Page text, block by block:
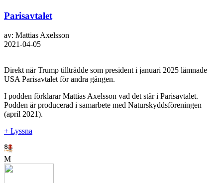
Parisavtalet
av: Mattias Axelsson
2021-04-05
Direkt när Trump tillträdde som president i januari 2025 lämnade
USA Parisavtalet för andra gången.
I podden förklarar Mattias Axelsson vad det står i Parisavtalet.
Podden är producerad i samarbete med Naturskyddsföreningen
(april 2021).
+ Lyssna
M